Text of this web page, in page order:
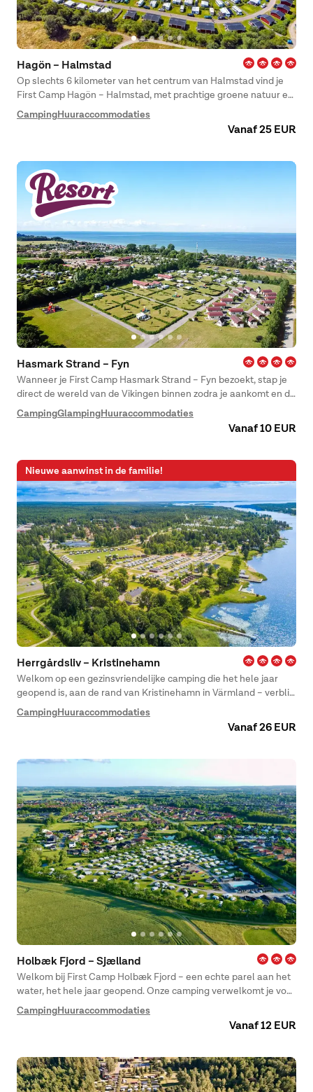
Hagön – Halmstad
Op slechts 6 kilometer van het centrum van Halmstad vind je
First Camp Hagön – Halmstad, met prachtige groene natuur en
de zee als naaste buren.
Camping Huuraccommodaties
Vanaf 25 EUR
Hasmark Strand – Fyn
Wanneer je First Camp Hasmark Strand – Fyn bezoekt, stap je
direct de wereld van de Vikingen binnen zodra je aankomt en de
grote Vikingburcht ziet.
CampingGlamping Huuraccommodaties
Vanaf 10 EUR
Nieuwe aanwinst in de familie!
Herrgårdsliv – Kristinehamn
Welkom op een gezinsvriendelijke camping die het hele jaar
geopend is, aan de rand van Kristinehamn in Värmland – verblijf
hier met een prachtig uitzicht over het Vänern.
Camping Huuraccommodaties
Vanaf 26 EUR
Holbæk Fjord – Sjælland
Welkom bij First Camp Holbæk Fjord – een echte parel aan het
water, het hele jaar geopend. Onze camping verwelkomt je voor
een heerlijke vakantie midden in de Deense natuur, waar de
schoonheid en rust van Zealand samenkomen met activiteiten
Camping Huuraccommodaties
Vanaf 12 EUR